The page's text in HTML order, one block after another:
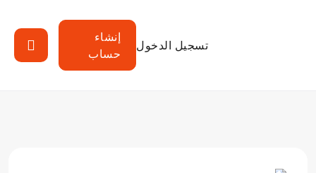
تسجيل الدخول
إنشاء
حساب